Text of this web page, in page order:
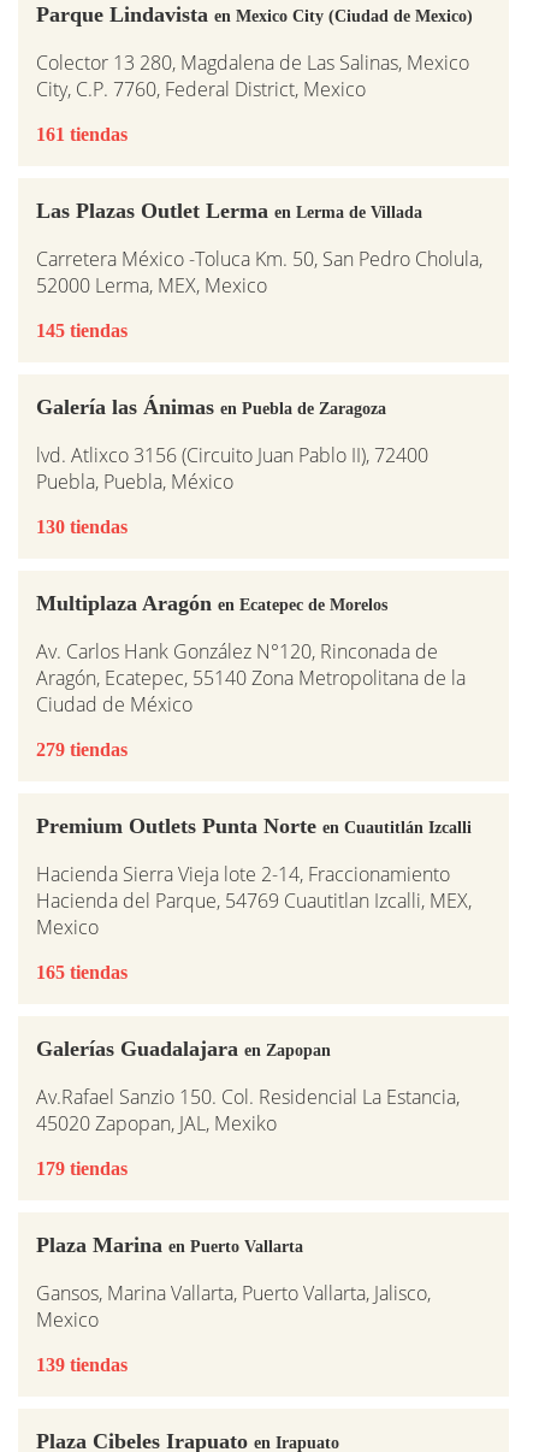
Parque Lindavista en Mexico City (Ciudad de Mexico)
Colector 13 280, Magdalena de Las Salinas, Mexico
City, C.P. 7760, Federal District, Mexico
161 tiendas
Las Plazas Outlet Lerma en Lerma de Villada
Carretera México -Toluca Km. 50, San Pedro Cholula,
52000 Lerma, MEX, Mexico
145 tiendas
Galería las Ánimas en Puebla de Zaragoza
lvd. Atlixco 3156 (Circuito Juan Pablo II), 72400
Puebla, Puebla, México
130 tiendas
Multiplaza Aragón en Ecatepec de Morelos
Av. Carlos Hank González N°120, Rinconada de
Aragón, Ecatepec, 55140 Zona Metropolitana de la
Ciudad de México
279 tiendas
Premium Outlets Punta Norte en Cuautitlán Izcalli
Hacienda Sierra Vieja lote 2-14, Fraccionamiento
Hacienda del Parque, 54769 Cuautitlan Izcalli, MEX,
Mexico
165 tiendas
Galerías Guadalajara en Zapopan
Av.Rafael Sanzio 150. Col. Residencial La Estancia,
45020 Zapopan, JAL, Mexiko
179 tiendas
Plaza Marina en Puerto Vallarta
Gansos, Marina Vallarta, Puerto Vallarta, Jalisco,
Mexico
139 tiendas
Plaza Cibeles Irapuato en Irapuato